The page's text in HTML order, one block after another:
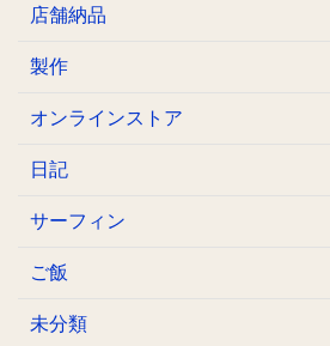
店舗納品
製作
オンラインストア
日記
サーフィン
ご飯
未分類